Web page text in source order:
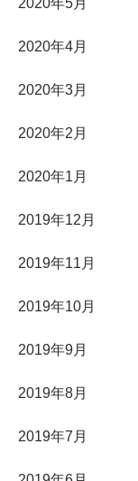
2020年5月
2020年4月
2020年3月
2020年2月
2020年1月
2019年12月
2019年11月
2019年10月
2019年9月
2019年8月
2019年7月